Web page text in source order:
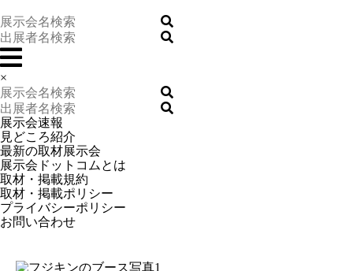
×
展示会速報
見どころ紹介
最新の取材展示会
展示会ドットコムとは
取材・掲載規約
取材・掲載ポリシー
プライバシーポリシー
お問い合わせ